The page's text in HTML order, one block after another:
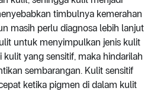
timbulnya kemerahan
masih perlu diagnosa lebih lanjut
untuk menyimpulkan jenis kulit
yang sensitif, maka hindarilah
sembarangan. Kulit sensitif
ketika pigmen di dalam kulit